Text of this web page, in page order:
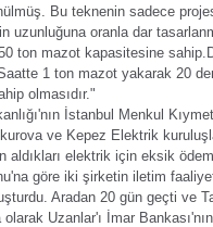
Bu teknenin sadece
uzunluğuna oranla dar
ton mazot kapasitesine
1 ton mazot yakarak 20
olmasıdır."
İstanbul Menkul
ve Kepez Elektrik
elektrik için eksik
göre iki şirketin iletim
Aradan 20 gün geçti ve
Uzanlar'ı İmar